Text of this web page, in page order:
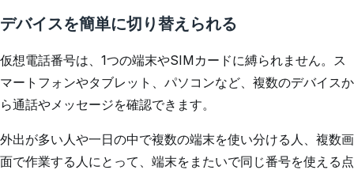
デバイスを簡単に切り替えられる
仮想電話番号は、1つの端末やSIMカードに縛られません。ス
マートフォンやタブレット、パソコンなど、複数のデバイスか
ら通話やメッセージを確認できます。
外出が多い人や一日の中で複数の端末を使い分ける人、複数画
面で作業する人にとって、端末をまたいで同じ番号を使える点